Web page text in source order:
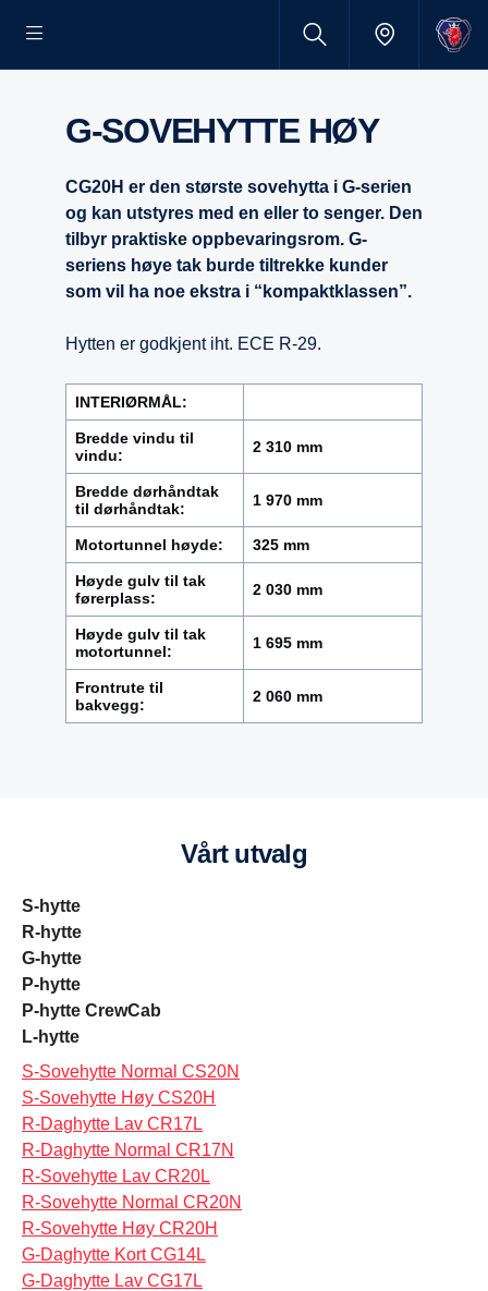
G-SOVEHYTTE HØY
CG20H er den største sovehytta i G-serien
og kan utstyres med en eller to senger. Den
tilbyr praktiske oppbevaringsrom. G-
seriens høye tak burde tiltrekke kunder
som vil ha noe ekstra i “kompaktklassen”.
Hytten er godkjent iht. ECE R-29.
INTERIØRMÅL:
Bredde vindu til
vindu:
2 310 mm
Bredde dørhåndtak
til dørhåndtak:
1 970 mm
Motortunnel høyde: 325 mm
Høyde gulv til tak
førerplass:
2 030 mm
Høyde gulv til tak
motortunnel:
1 695 mm
Frontrute til
bakvegg:
2 060 mm
Vårt utvalg
S-hytte
R-hytte
G-hytte
P-hytte
P-hytte CrewCab
L-hytte
S-Sovehytte Normal CS20N
S-Sovehytte Høy CS20H
R-Daghytte Lav CR17L
R-Daghytte Normal CR17N
R-Sovehytte Lav CR20L
R-Sovehytte Normal CR20N
R-Sovehytte Høy CR20H
G-Daghytte Kort CG14L
G-Daghytte Lav CG17L